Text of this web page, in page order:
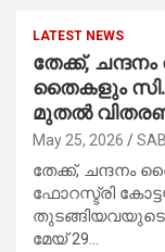
LATEST NEWS
തേക്ക്,
തൈകളും
മുതൽ
May 25, 2026
തേക്ക്,
ഫോറസ്ട്രി
മേയ് 29…